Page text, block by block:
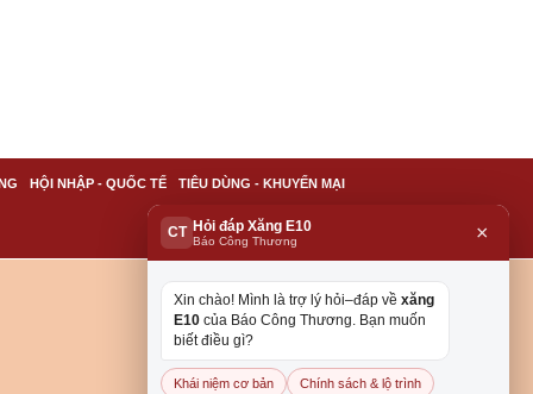
HỘI NHẬP - QUỐC TẾ TIÊU DÙNG - KHUYẾN MẠI
CT Hỏi đáp Xăng E10
Báo Công Thương ×
Xin chào! Mình là trợ lý hỏi–đáp về xăng
E10 của Báo Công Thương. Bạn muốn
biết điều gì?
Khái niệm cơ bản Chính sách & lộ trình